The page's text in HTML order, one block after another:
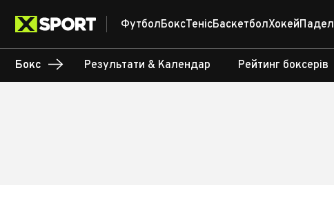
ФутболБоксТенісБаскетболХокейПадел
Бокс Результати & Календар Рейтинг боксерів